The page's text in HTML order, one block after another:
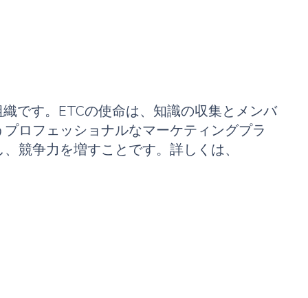
です。ETCの使命は、知識の収集とメンバ
ロフェッショナルなマーケティングプラ
競争力を増すことです。詳しくは、